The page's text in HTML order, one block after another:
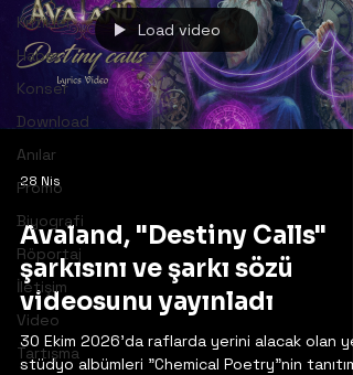
Kritikler
Haber
Konser
Download
Anılar
Promo
Biyografi
Röportaj
İletişim
Video
Tartışma
Load video
28 Nis
Avaland, "Destiny Calls"
şarkısını ve şarkı sözü
videosunu yayınladı
30 Ekim 2026'da raflarda yerini alacak olan
stüdyo albümleri "Chemical Poetry"nin tanıtımı